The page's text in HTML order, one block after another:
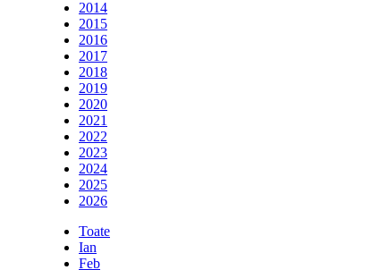
2014
2015
2016
2017
2018
2019
2020
2021
2022
2023
2024
2025
2026
Toate
Ian
Feb